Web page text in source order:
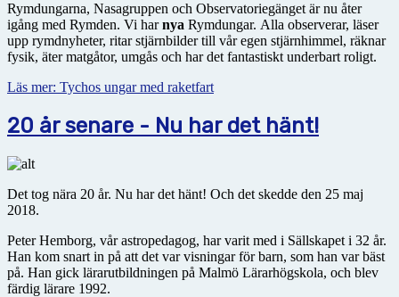
Rymdungarna, Nasagruppen och Observatoriegänget är nu åter
igång med Rymden. Vi harnya Rymdungar. Alla observerar, läser
upp rymdnyheter, ritar stjärnbilder till vår egen stjärnhimmel, räknar
fysik, äter matgåtor, umgås och har det fantastiskt underbart roligt.
Läs mer: Tychos ungar med raketfart
20 år senare - Nu har det hänt!
Det tog nära 20 år. Nu har det hänt! Och det skedde den 25 maj
2018.
Peter Hemborg, vår astropedagog, har varit med i Sällskapet i 32 år.
Han kom snart in på att det var visningar för barn, som han var bäst
på. Han gick lärarutbildningen på Malmö Lärarhögskola, och blev
färdig lärare 1992.